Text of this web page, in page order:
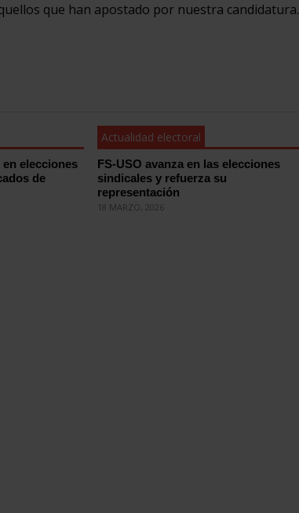
que han apostado por nuestra candidatura.
elecciones
de
Actualidad electoral
FS-USO avanza en las elecciones
sindicales y refuerza su
representación
18 MARZO, 2026